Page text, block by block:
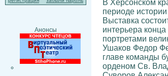
Анонсы
В Херсонском
периоде
Выставка
интерьера
портретами
Ушаков Федор
главе команды
орденом Св.